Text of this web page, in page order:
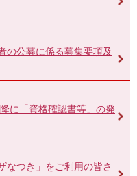
の公募に係る募集要項及
に「資格確認書等」の発
なつき」をご利用の皆さ